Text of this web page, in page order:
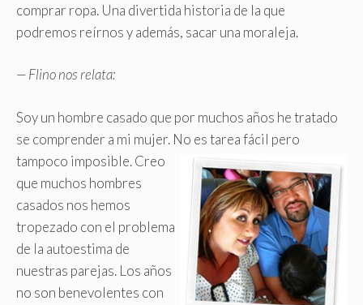
comprar ropa. Una divertida historia de la que
podremos reírnos y además, sacar una moraleja.
— Flino nos relata:
Soy un hombre casado que por muchos años he tratado
se comprender a mi mujer. No es tarea fácil pero
tampoco imposible.Creo
que muchos hombres
casados nos hemos
tropezado con el problema
de la autoestima de
nuestras parejas. Los años
no son benevolentes con